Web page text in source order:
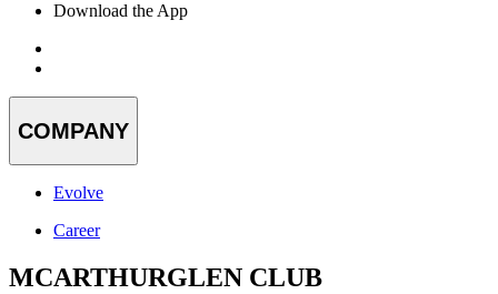
Download the App
COMPANY
Evolve
Career
MCARTHURGLEN CLUB